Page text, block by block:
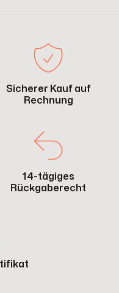
Sicherer Kauf auf
Rechnung
14-tägiges
Rückgaberecht